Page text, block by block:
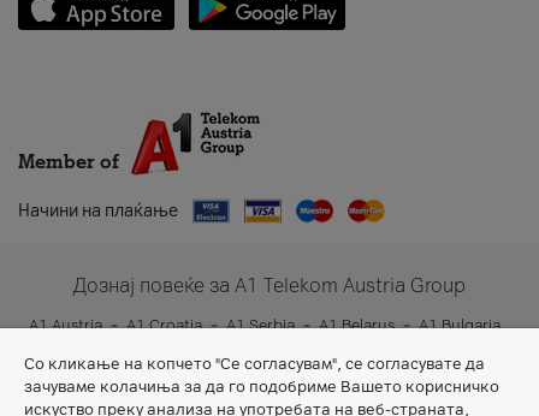
Member of
Начини на плаќање
Дознај повеќе за A1 Telekom Austria Group
A1 Austria A1 Croatia A1 Serbia A1 Belarus
A1 Bulgaria
Со кликање на копчето "Се согласувам", се согласувате да
зачуваме колачиња за да го подобриме Вашето корисничко
искуство преку анализа на употребата на веб-страната,